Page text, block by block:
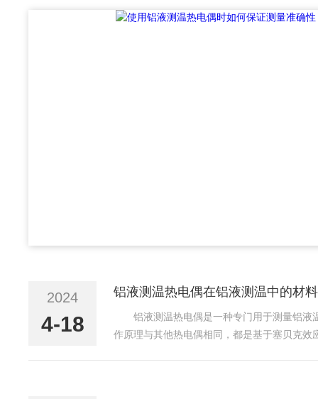
2024
4-18
铝液测温热电偶在铝液测温中的材
铝液测温热电偶是一种专门用于测量铝
作原理与其他热电偶相同，都是基于塞贝克